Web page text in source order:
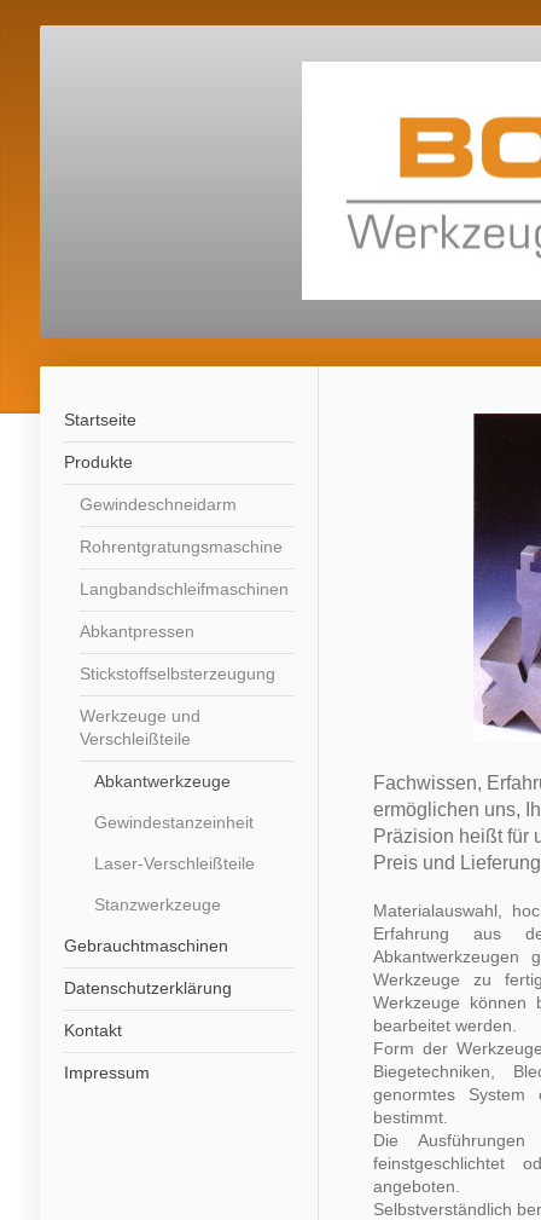
Startseite
Produkte
Gewindeschneidarm
Rohrentgratungsmaschine
Langbandschleifmaschinen
Abkantpressen
Stickstoffselbsterzeugung
Werkzeuge und
Verschleißteile
Abkantwerkzeuge
Gewindestanzeinheit
Laser-Verschleißteile
Stanzwerkzeuge
Gebrauchtmaschinen
Datenschutzerklärung
Kontakt
Impressum
Fachwissen,
ermöglichen uns,
Präzision heißt für
Preis und
Materialauswahl,
Erfahrung aus
Werkzeuge zu
Werkzeuge
bearbeitet werden.
Form der
Biegetechniken,
genormtes System
bestimmt.
Die
feinstgeschlichtet
angeboten.
Selbstverständlich